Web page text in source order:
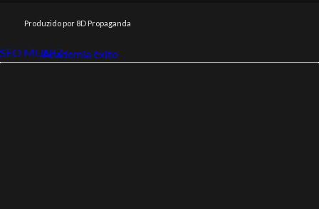
Produzido por 8D Propaganda
SEO MUNIZ
Link112Academia êxito